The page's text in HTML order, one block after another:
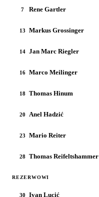
7 Rene Gartler
13 Markus Grossinger
14 Jan Marc Riegler
16 Marco Meilinger
18 Thomas Hinum
20 Anel Hadzić
23 Mario Reiter
28 Thomas Reifeltshammer
REZERWOWI
30 Ivan Lucić